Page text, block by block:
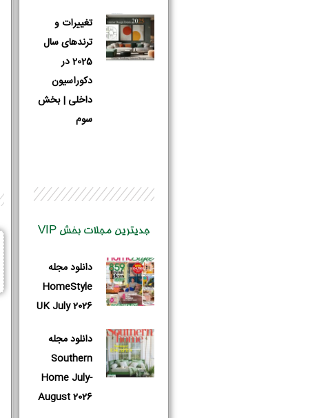
تغییرات و
ترندهای سال
2025 در
دکوراسیون
داخلی | بخش
سوم
جدیترین مجلات بخش VIP
دانلود مجله
HomeStyle
UK July 2026
دانلود مجله
Southern
Home July-
August 2026
نام و نام